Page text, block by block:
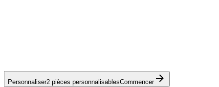
Personnaliser2 pièces personnalisablesCommencer